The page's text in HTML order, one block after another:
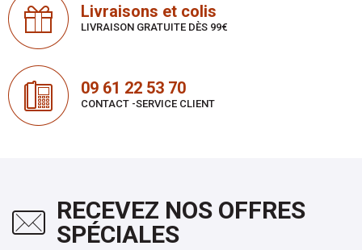
Livraisons et colis
LIVRAISON GRATUITE DÈS 99€
09 61 22 53 70
CONTACT -SERVICE CLIENT
RECEVEZ NOS OFFRES
SPÉCIALES